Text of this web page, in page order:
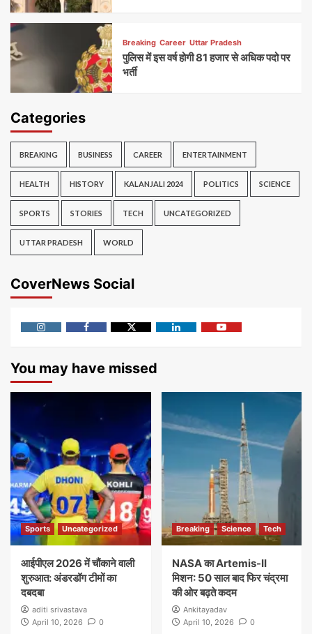
Breaking Career Uttar Pradesh
पुलिस में इस वर्ष होगी 81 हजार से अधिक पदो पर
भर्ती
Categories
BREAKING BUSINESS CAREER ENTERTAINMENT
HEALTH HISTORY KALANJALI 2024 POLITICS SCIENCE
SPORTS STORIES TECH UNCATEGORIZED
UTTAR PRADESH WORLD
CoverNews Social
You may have missed
Sports Uncategorized
आईपीएल 2026 में चौंकाने वाली
शुरुआत: अंडरडॉग टीमों का
दबदबा
aditi srivastava
April 10, 2026
0
Breaking Science Tech
NASA का Artemis-II
मिशन: 50 साल बाद फिर चंद्रमा
की ओर बढ़ते कदम
Ankitayadav
April 10, 2026
0